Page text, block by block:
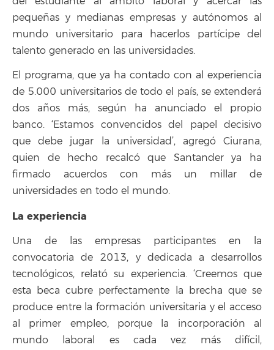
pequeñas y medianas empresas y autónomos al
mundo universitario para hacerlos partícipe del
talento generado en las universidades.
El programa, que ya ha contado con al experiencia
de 5.000 universitarios de todo el país, se extenderá
dos años más, según ha anunciado el propio
banco. ‘Estamos convencidos del papel decisivo
que debe jugar la universidad’, agregó Ciurana,
quien de hecho recalcó que Santander ya ha
firmado acuerdos con más un millar de
universidades en todo el mundo.
La experiencia
Una de las empresas participantes en la
convocatoria de 2013, y dedicada a desarrollos
tecnológicos, relató su experiencia. ‘Creemos que
esta beca cubre perfectamente la brecha que se
produce entre la formación universitaria y el acceso
al primer empleo, porque la incorporación al
mundo laboral es cada vez más difícil,